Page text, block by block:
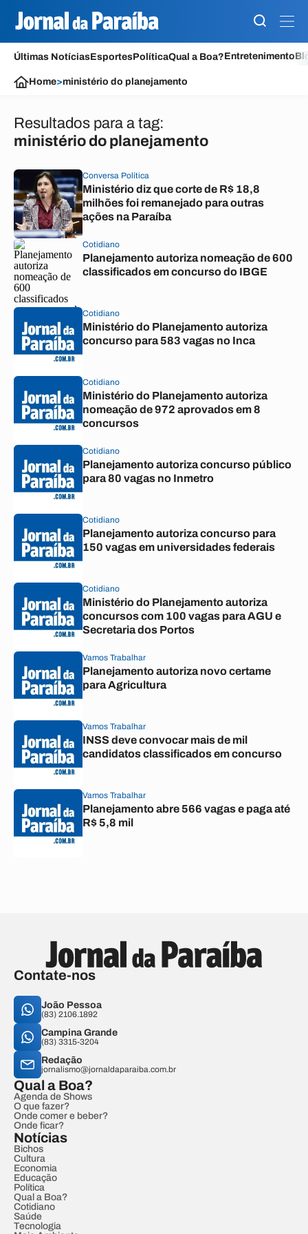
Últimas NotíciasEsportesPolíticaQual a Boa?Entretenimento
Home>ministério do planejamento
Resultados para a tag:
ministério do planejamento
Conversa Política
Ministério diz que corte de R$ 18,8
milhões foi remanejado para outras
ações na Paraíba
Cotidiano
Planejamento autoriza nomeação de 600
classificados em concurso do IBGE
Cotidiano
Ministério do Planejamento autoriza
concurso para 583 vagas no Inca
Cotidiano
Ministério do Planejamento autoriza
nomeação de 972 aprovados em 8
concursos
Cotidiano
Planejamento autoriza concurso público
para 80 vagas no Inmetro
Cotidiano
Planejamento autoriza concurso para
150 vagas em universidades federais
Cotidiano
Ministério do Planejamento autoriza
concursos com 100 vagas para AGU e
Secretaria dos Portos
Vamos Trabalhar
Planejamento autoriza novo certame
para Agricultura
Vamos Trabalhar
INSS deve convocar mais de mil
candidatos classificados em concurso
Vamos Trabalhar
Planejamento abre 566 vagas e paga até
R$ 5,8 mil
Contate-nos
João Pessoa
(83) 2106.1892
Campina Grande
(83) 3315-3204
Redação
jornalismo@jornaldaparaiba.com.br
Qual a Boa?
Agenda de Shows
O que fazer?
Onde comer e beber?
Onde ficar?
Notícias
Bichos
Cultura
Economia
Educação
Política
Qual a Boa?
Cotidiano
Saúde
Tecnologia